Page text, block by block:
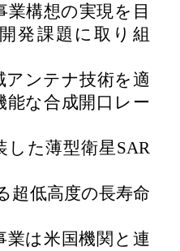
構想の実現を目
発課題に取り組
アンテナ技術を適
能な合成開口レー
した薄型衛星SAR
超低高度の長寿命
は米国機関と連